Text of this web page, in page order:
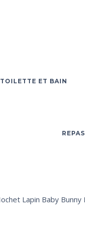
TOILETTE ET BAIN
REPAS